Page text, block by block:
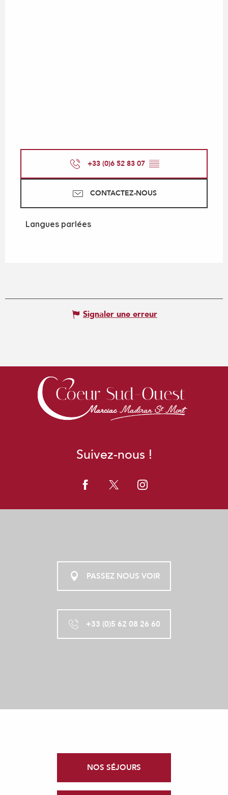
+33 (0)6 52 83 07 ▒▒
CONTACTEZ-NOUS
Langues parlées
Langues parlées
Signaler une erreur
Suivez-nous !
PASSEZ NOUS VOIR
+33 (0)5 62 08 26 60
NOS SÉJOURS